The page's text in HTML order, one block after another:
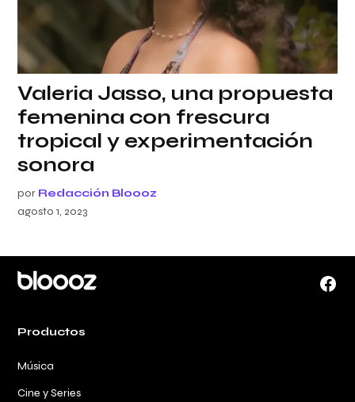
Valeria Jasso, una propuesta
femenina con frescura
tropical y experimentación
sonora
por Redacción Bloooz
agosto 1, 2023
Productos
Música
Cine y Series